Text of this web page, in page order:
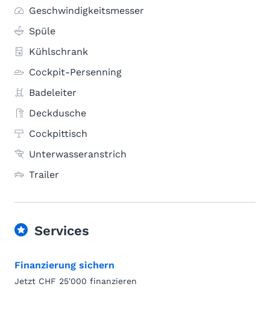
Geschwindigkeitsmesser
Spüle
Kühlschrank
Cockpit-Persenning
Badeleiter
Deckdusche
Cockpittisch
Unterwasseranstrich
Trailer
Services
Finanzierung sichern
Jetzt CHF 25'000 finanzieren